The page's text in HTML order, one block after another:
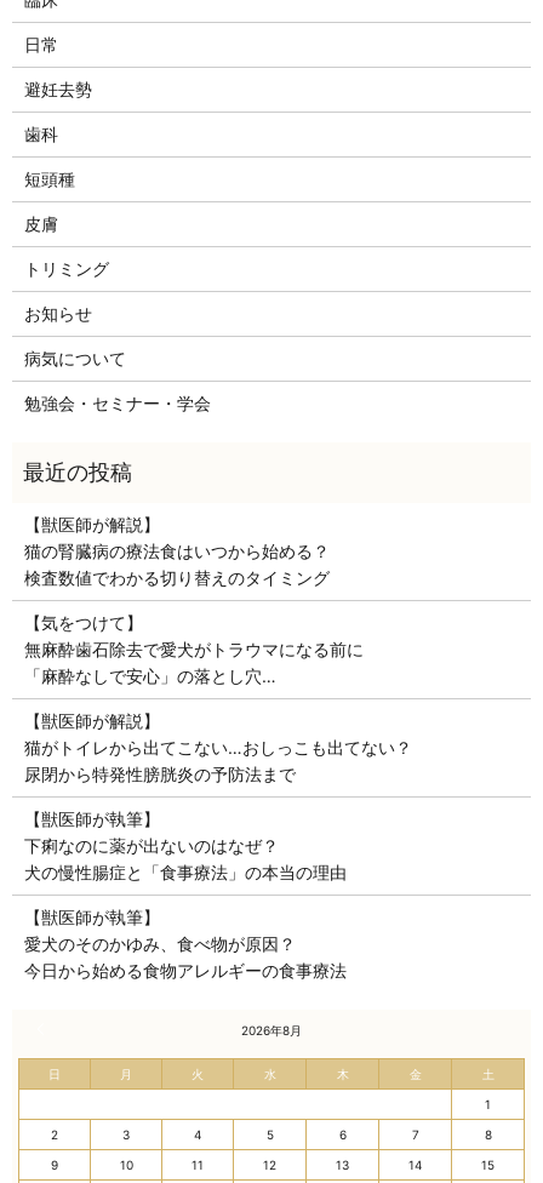
日常
避妊去勢
歯科
短頭種
皮膚
トリミング
お知らせ
病気について
勉強会・セミナー・学会
【獣医師が解説】
猫の腎臓病の療法食はいつから始める？
検査数値でわかる切り替えのタイミング
【気をつけて】
無麻酔歯石除去で愛犬がトラウマになる前に
「麻酔なしで安心」の落とし穴…
【獣医師が解説】
猫がトイレから出てこない…おしっこも出てない？
尿閉から特発性膀胱炎の予防法まで
【獣医師が執筆】
下痢なのに薬が出ないのはなぜ？
犬の慢性腸症と「食事療法」の本当の理由
【獣医師が執筆】
愛犬のそのかゆみ、食べ物が原因？
今日から始める食物アレルギーの食事療法
2026年8月
日 月 火 水 木 金 土
1
2 3 4 5 6 7 8
9 10 11 12 13 14 15